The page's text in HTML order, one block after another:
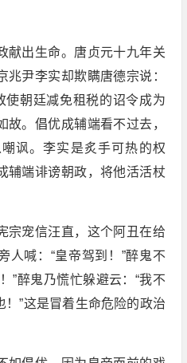
献出生命。唐贞元十九年关
尹李实却欺瞒唐德宗说：
使朝廷减免租税的诏令成为
。倡优成辅端看不过去，
讽。李实是炙手可热的权
辅端诽谤朝政，将他活活杖
宗宠信汪直，这个阿丑在给
人喊：“皇帝驾到！”醉鬼不
”醉鬼乃慌忙躲避云：“我不
”这是冒着生命危险的政治